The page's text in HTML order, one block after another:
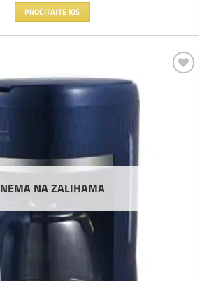
PROČITAJTE JOŠ
NEMA NA ZALIHAMA